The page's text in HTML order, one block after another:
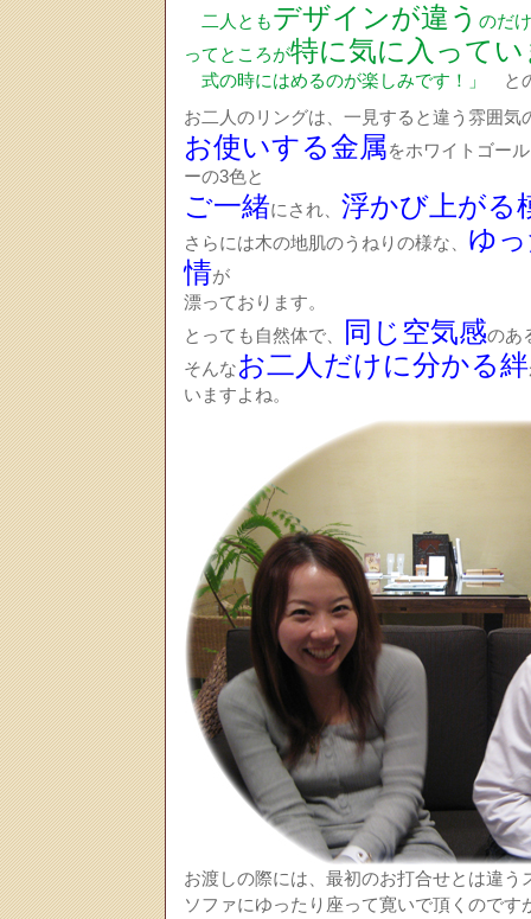
二人ともデザインが違う のだ
ってところが特に気に入って
式の時にはめるのが楽しみです！」
と
お二人のリングは、一見すると違う雰囲気
お使いする金属をホワイトゴー
ーの3色と
ご一緒にされ、 浮かび上がる
さらには木の地肌のうねりの様な、 ゆ
情が
漂っております。
とっても自然体で、
同じ空気感のあ
そんなお二人だけに分かる絆
いますよね。
お渡しの際には、最初のお打合せとは違う
ソファにゆったり座って寛いで頂くのです